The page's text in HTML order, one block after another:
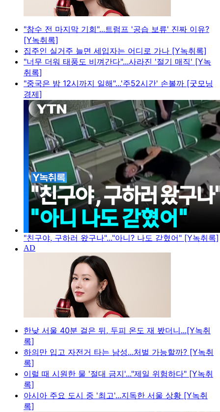
"참수 전 마지막 기회"...트럼프 '공습 보류' 진짜 이유?
[Y녹취록]
집주인 실거주 늘면 세입자는 어디로 가나 [Y녹취록]
"너무 더워 태풍도 비껴간다"...사라진 '절기 매직' [Y녹
취록]
"중국은 밤 12시까지 일해"...'주52시간' 손볼까 [굿모닝
경제]
"친구야, 구하러 왔구나"..."아니? 나도 갇혔어" [Y녹취록]
한낮 서울 40분 걸은 뒤, 두피 온도 재 봤더니...[Y녹취
록]
하의만 입고 자전거 타는 남성...처벌 가능할까? [Y녹취
록]
이럴 때 시원한 물 '절대 금지'..."제일 위험하다" [Y녹취
록]
아시아 주요 도시 중 '최고'...지독한 서울 상황 [Y녹취
록]